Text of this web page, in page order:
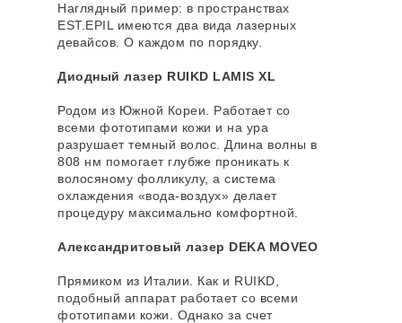
Наглядный пример: в пространствах
EST.EPIL имеются два вида лазерных
девайсов. О каждом по порядку.
Диодный лазер RUIKD LAMIS XL
Родом из Южной Кореи. Работает со
всеми фототипами кожи и на ура
разрушает темный волос. Длина волны в
808 нм помогает глубже проникать к
волосяному фолликулу, а система
охлаждения «вода-воздух» делает
процедуру максимально комфортной.
Александритовый лазер DEKA MOVEO
Прямиком из Италии. Как и RUIKD,
подобный аппарат работает со всеми
фототипами кожи. Однако за счет